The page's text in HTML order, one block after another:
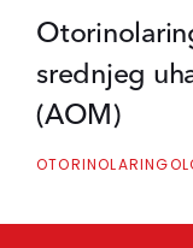
srednjeg
(AOM)